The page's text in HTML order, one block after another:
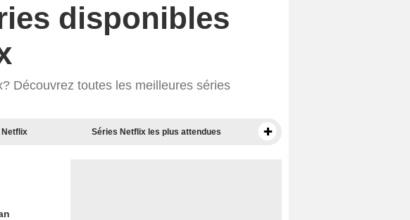
disponibles
Découvrez toutes les meilleures séries
Netflix Séries Netflix les plus attendues